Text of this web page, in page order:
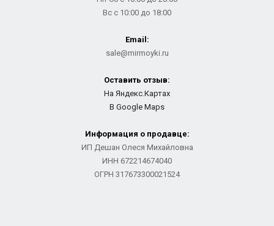
Вс с 10:00 до 18:00
Email:
sale@mirmoyki.ru
Оставить отзыв:
На Яндекс.Картах
В Google Maps
Информация о продавце:
ИП Дешан Олеся Михайловна
ИНН 672214674040
ОГРН 317673300021524